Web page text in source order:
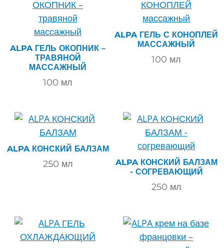
ALPA ГЕЛЬ ОКОПНИК –
ТРАВЯНОЙ
МАССАЖНЫЙ
100 мл
ALPA ГЕЛЬ С КОНОПЛЕЙ
МАССАЖНЫЙ
100 мл
ALPA КОНСКИЙ БАЛЗАМ
250 мл
ALPA КОНСКИЙ БАЛЗАМ
- СОГРЕВАЮЩИЙ
250 мл